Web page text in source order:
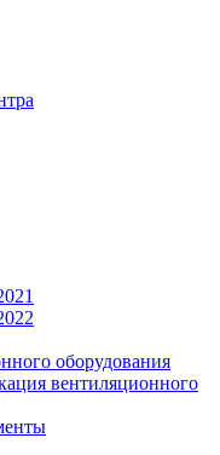
оборудования
вентиляционного